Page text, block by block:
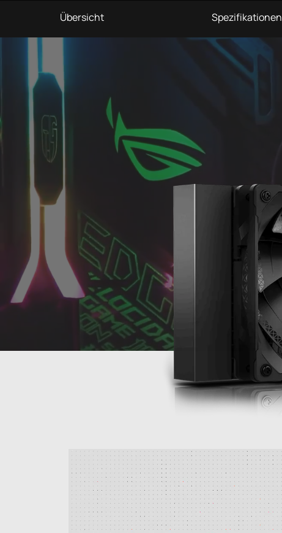
Übersicht Spezifikationen